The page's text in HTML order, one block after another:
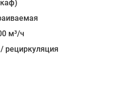
м³/ч
рециркуляция